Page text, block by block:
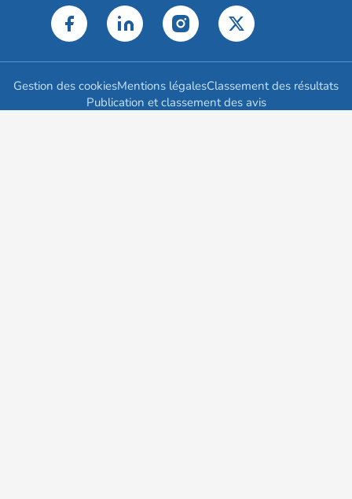
Gestion des cookiesMentions légalesClassement des résultats
Publication et classement des avis